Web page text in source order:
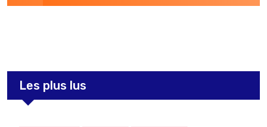
Les plus lus